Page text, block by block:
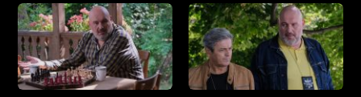
Sezon 27
Sezon 26